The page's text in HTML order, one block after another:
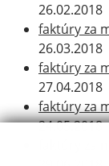
26.02.2018
faktúry za
26.03.2018
faktúry za
27.04.2018
faktúry za
24.05.2018